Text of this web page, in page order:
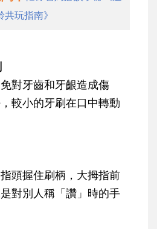
玩指南》
對牙齒和牙齦造成傷
較小的牙刷在口中轉動
頭握住刷柄，大拇指前
對別人稱「讚」時的手